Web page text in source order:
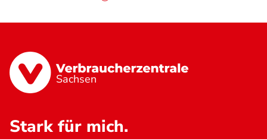
Sachsen
Stark für mich.